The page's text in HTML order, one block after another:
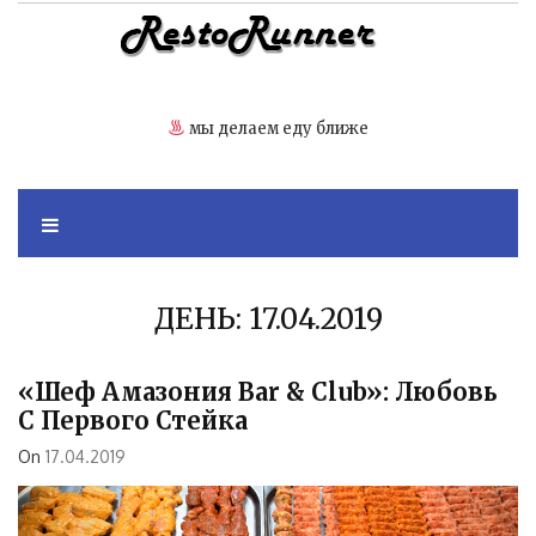
мы делаем еду ближе
ДЕНЬ: 17.04.2019
«Шеф Амазония Bar & Club»: Любовь
С Первого Стейка
On 17.04.2019